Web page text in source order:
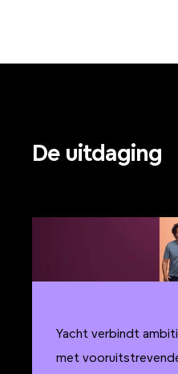
De uitdaging
Yacht verbindt
met